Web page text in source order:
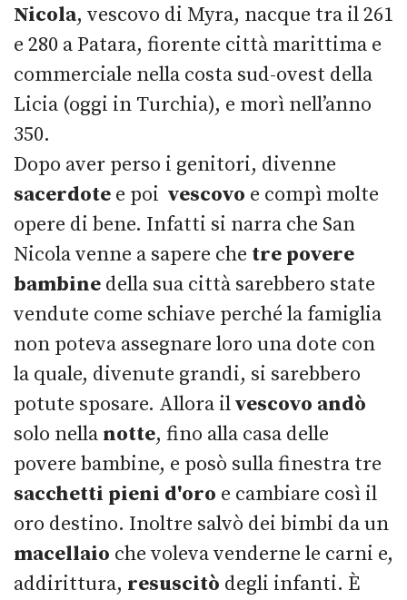
Nicola, vescovo di Myra, nacque tra il 261
e 280 a Patara, fiorente città marittima e
commerciale nella costa sud-ovest della
Licia (oggi in Turchia), e morì nell’anno
350.
Dopo aver perso i genitori, divenne
sacerdote e poi vescovo e compì molte
opere di bene. Infatti si narra che San
Nicola venne a sapere che tre povere
bambine della sua città sarebbero state
vendute come schiave perché la famiglia
non poteva assegnare loro una dote con
la quale, divenute grandi, si sarebbero
potute sposare. Allora ilvescovo andò
solo nella notte, fino alla casa delle
povere bambine, e posò sulla finestra tre
sacchetti pieni d'oro e cambiare così il
oro destino. Inoltre salvò dei bimbi da un
macellaio che voleva venderne le carni e,
addirittura, resuscitò degli infanti. È